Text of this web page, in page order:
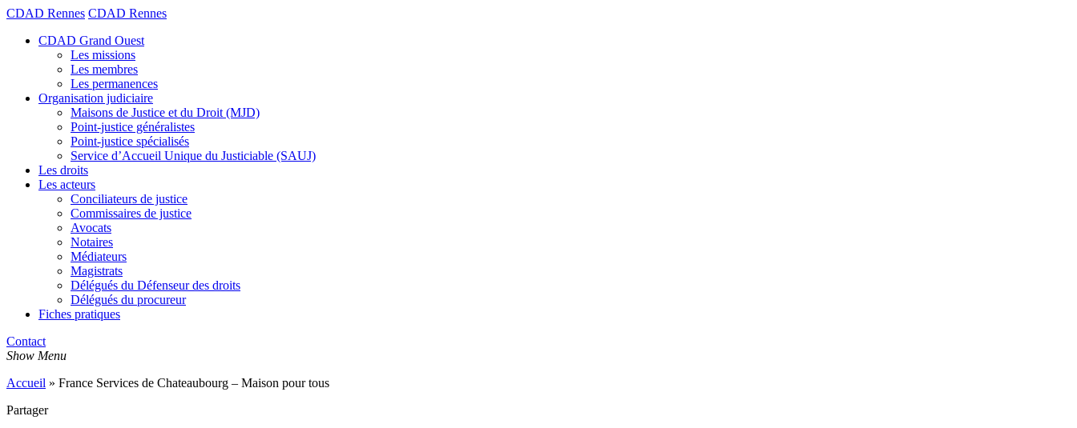
CDAD Rennes CDAD Rennes
CDAD Grand Ouest
Les missions
Les membres
Les permanences
Organisation judiciaire
Maisons de Justice et du Droit (MJD)
Point-justice généralistes
Point-justice spécialisés
Service d’Accueil Unique du Justiciable (SAUJ)
Les droits
Les acteurs
Conciliateurs de justice
Commissaires de justice
Avocats
Notaires
Médiateurs
Magistrats
Délégués du Défenseur des droits
Délégués du procureur
Fiches pratiques
Contact
Show Menu
Accueil » France Services de Chateaubourg – Maison pour tous
Partager